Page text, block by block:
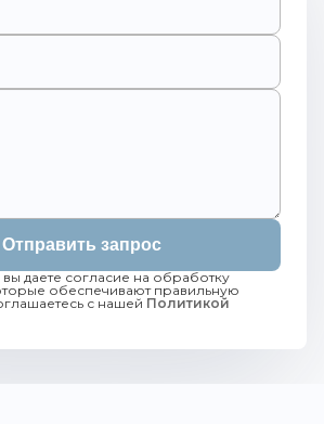
Отправить запрос
даете согласие на обработку
обеспечивают правильную
с нашей Политикой